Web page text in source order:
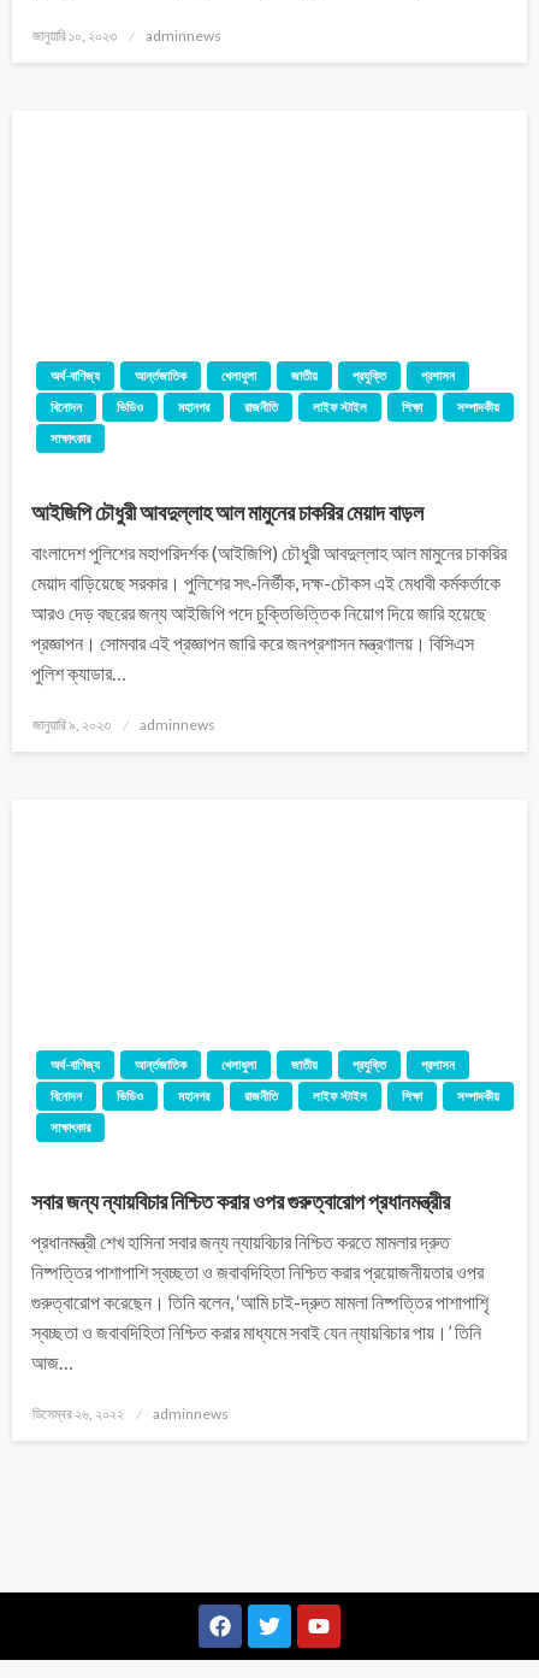
জানুয়ারি ১০, ২০২৩ adminnews
অর্থ-বাণিজ্য আর্ন্তজাতিক খেলাধুলা জাতীয় প্রযুক্তি
প্রশাসন
বিনোদন
ভিডিও মহানগর রাজনীতি লাইফ স্টাইল শিক্ষা
সম্পাদকীয়
সাক্ষাৎকার
আইজিপি চৌধুরী আবদুল্লাহ আল মামুনের চাকরির মেয়াদ বাড়ল
বাংলাদেশ পুলিশের মহাপরিদর্শক (আইজিপি) চৌধুরী আবদুল্লাহ আল মামুনের চাকরির
মেয়াদ বাড়িয়েছে সরকার। পুলিশের সৎ-নির্ভীক, দক্ষ-চৌকস এই মেধাবী কর্মকর্তাকে
আরও দেড় বছরের জন্য আইজিপি পদে চুক্তিভিত্তিক নিয়োগ দিয়ে জারি হয়েছে
প্রজ্ঞাপন। সোমবার এই প্রজ্ঞাপন জারি করে জনপ্রশাসন মন্ত্রণালয়। বিসিএস
পুলিশ ক্যাডার…
জানুয়ারি ৯, ২০২৩ adminnews
অর্থ-বাণিজ্য আর্ন্তজাতিক খেলাধুলা জাতীয় প্রযুক্তি
প্রশাসন
বিনোদন
ভিডিও মহানগর রাজনীতি লাইফ স্টাইল শিক্ষা
সম্পাদকীয়
সাক্ষাৎকার
সবার জন্য ন্যায়বিচার নিশ্চিত করার ওপর গুরুত্বারোপ প্রধানমন্ত্রীর
প্রধানমন্ত্রী শেখ হাসিনা সবার জন্য ন্যায়বিচার নিশ্চিত করতে মামলার দ্রুত
নিষ্পত্তির পাশাপাশি স্বচ্ছতা ও জবাবদিহিতা নিশ্চিত করার প্রয়োজনীয়তার ওপর
গুরুত্বারোপ করেছেন। তিনি বলেন, ‘আমি চাই-দ্রুত মামলা নিষ্পত্তির পাশাপাশিৃ
স্বচ্ছতা ও জবাবদিহিতা নিশ্চিত করার মাধ্যমে সবাই যেন ন্যায়বিচার পায়।’ তিনি
আজ…
ডিসেম্বর ২৬, ২০২২ adminnews